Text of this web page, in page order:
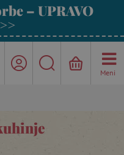
– UPRAVO
Meni